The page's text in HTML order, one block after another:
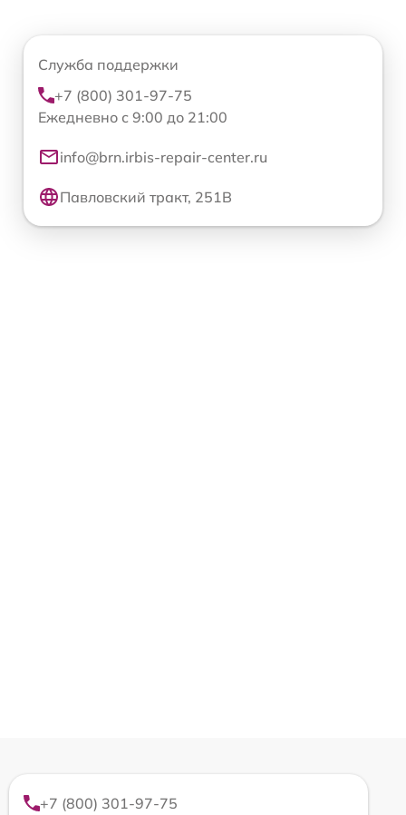
Служба поддержки
+7 (800) 301-97-75
Ежедневно с 9:00 до 21:00
info@brn.irbis-repair-center.ru
Павловский тракт, 251В
+7 (800) 301-97-75